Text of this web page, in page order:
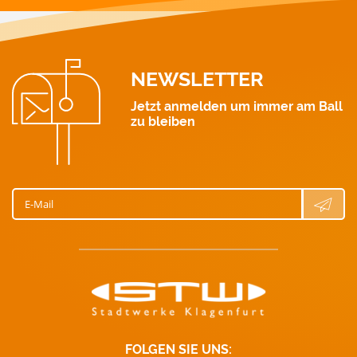
Wasser: 0463 521 411
NEWSLETTER
Jetzt anmelden um immer am Ball
zu bleiben
E-Mail
FOLGEN SIE UNS: